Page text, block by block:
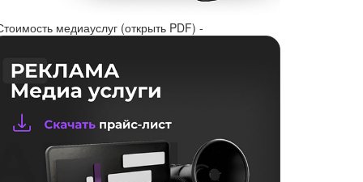
медиауслуг (открыть PDF) -